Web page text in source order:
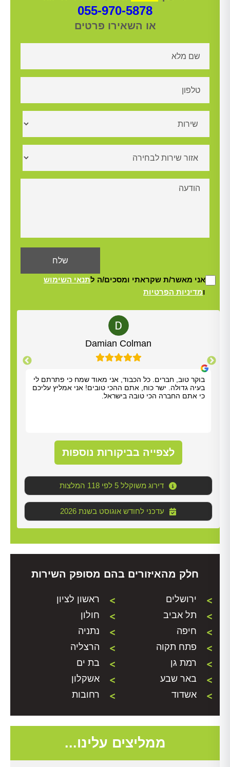
055-970-5878
או השאירו פרטים
אני מאשר/ת שקראתי ומסכים/ה לתנאי השימוש
ומדיניות הפרטיות
Damian Colman
בוקר טוב, חברים. כל הכבוד, אני מאוד שמח כי פתרתם לי
בעיה גדולה. ישר כוח, אתם ההכי טובים! אני אמליץ עליכם
כי אתם החברה הכי טובה בישראל.
לצפייה בביקורות נוספות
דירוג משוקלל 5 לפי 118 המלצות
2026 עדכני לחודש אוגוסט בשנת
חלק מהאיזורים בהם מסופק השירות
ירושלים
ראשון לציון
תל אביב
חולון
חיפה
נתניה
פתח תקוה
הרצליה
רמת גן
בת ים
באר שבע
אשקלון
אשדוד
רחובות
ממליצים עלינו...